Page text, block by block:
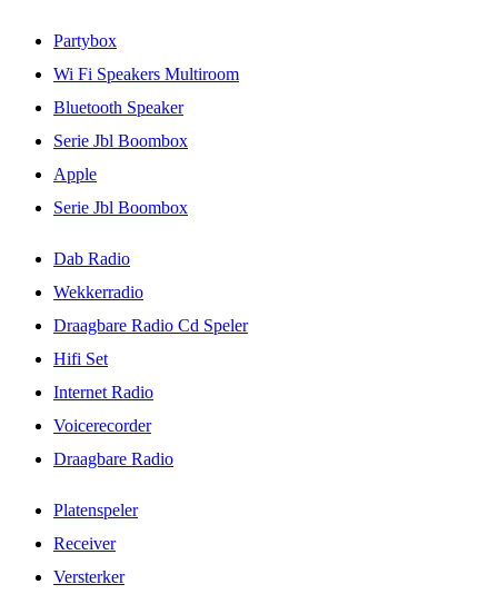
Partybox
Wi Fi Speakers Multiroom
Bluetooth Speaker
Serie Jbl Boombox
Apple
Serie Jbl Boombox
Dab Radio
Wekkerradio
Draagbare Radio Cd Speler
Hifi Set
Internet Radio
Voicerecorder
Draagbare Radio
Platenspeler
Receiver
Versterker